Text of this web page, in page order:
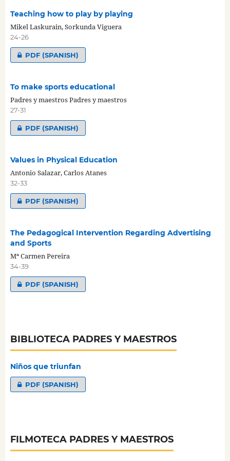
Teaching how to play by playing
Mikel Laskurain, Sorkunda Viguera
24-26
PDF (SPANISH)
To make sports educational
Padres y maestros Padres y maestros
27-31
PDF (SPANISH)
Values in Physical Education
Antonio Salazar, Carlos Atanes
32-33
PDF (SPANISH)
The Pedagogical Intervention Regarding Advertising
and Sports
Mª Carmen Pereira
34-39
PDF (SPANISH)
BIBLIOTECA PADRES Y MAESTROS
Niños que triunfan
PDF (SPANISH)
FILMOTECA PADRES Y MAESTROS